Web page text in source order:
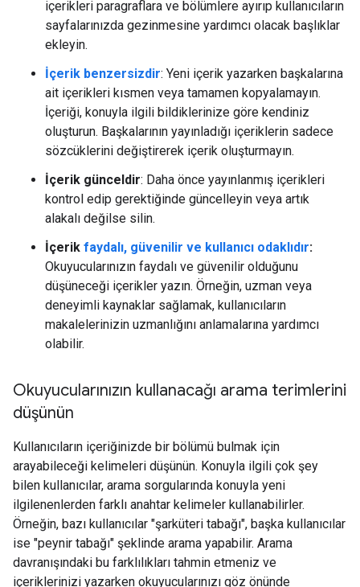
içerikleri paragraflara ve bölümlere ayırıp kullanıcıların
sayfalarınızda gezinmesine yardımcı olacak başlıklar
ekleyin.
İçerik benzersizdir: Yeni içerik yazarken başkalarına
ait içerikleri kısmen veya tamamen kopyalamayın.
İçeriği, konuyla ilgili bildiklerinize göre kendiniz
oluşturun. Başkalarının yayınladığı içeriklerin sadece
sözcüklerini değiştirerek içerik oluşturmayın.
İçerik günceldir: Daha önce yayınlanmış içerikleri
kontrol edip gerektiğinde güncelleyin veya artık
alakalı değilse silin.
İçerik faydalı, güvenilir ve kullanıcı odaklıdır:
Okuyucularınızın faydalı ve güvenilir olduğunu
düşüneceği içerikler yazın. Örneğin, uzman veya
deneyimli kaynaklar sağlamak, kullanıcıların
makalelerinizin uzmanlığını anlamalarına yardımcı
olabilir.
Okuyucularınızın kullanacağı arama terimlerini
düşünün
Kullanıcıların içeriğinizde bir bölümü bulmak için
arayabileceği kelimeleri düşünün. Konuyla ilgili çok şey
bilen kullanıcılar, arama sorgularında konuyla yeni
ilgilenenlerden farklı anahtar kelimeler kullanabilirler.
Örneğin, bazı kullanıcılar "şarküteri tabağı", başka kullanıcılar
ise "peynir tabağı" şeklinde arama yapabilir. Arama
davranışındaki bu farklılıkları tahmin etmeniz ve
içeriklerinizi yazarken okuyucularınızı göz önünde